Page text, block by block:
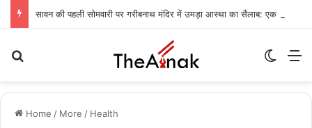
Home / More / Health